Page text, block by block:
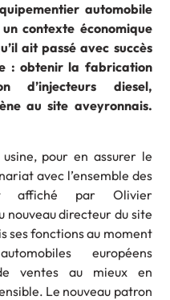
automobile
contexte économique
ait passé avec succès
: obtenir la fabrication
d’injecteurs diesel,
au site aveyronnais.
pour en assurer le
avec l’ensemble des
affiché par Olivier
nouveau directeur du site
ses fonctions au moment
européens
ventes au mieux en
Le nouveau patron